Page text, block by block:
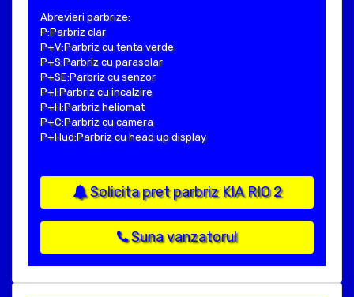
Abrevieri parbrize:
P:Parbriz clar
P+V:Parbriz cu tenta verde
P+S:Parbriz cu parasolar
P+SE:Parbriz cu senzor
P+I:Parbriz cu incalzire
P+H:Parbriz heliomat
P+C:Parbriz cu camera
P+Hud:Parbriz cu head up display
Solicita pret parbriz KIA RIO 2
Suna vanzatorul